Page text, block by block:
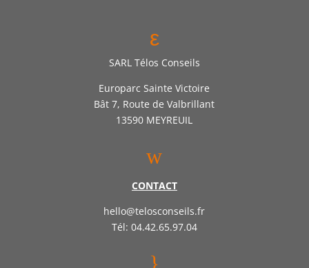
ε
SARL Télos Conseils
Europarc Sainte Victoire
Bât 7, Route de Valbrillant
13590 MEYREUIL
w
CONTACT
hello@telosconseils.fr
Tél: 04.42.65.97.04